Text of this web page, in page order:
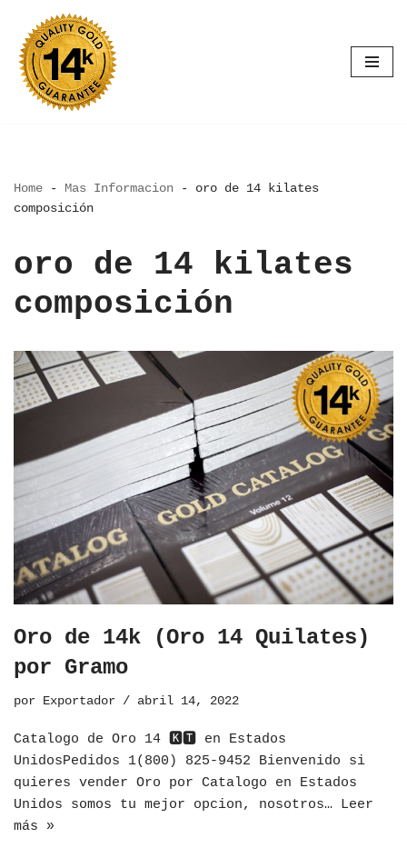
Saltar
al
contenido
Home - Mas Informacion - oro de 14 kilates
composición
oro de 14 kilates
composición
Oro de 14k (Oro 14 Quilates)
por Gramo
por Exportador abril 14, 2022
Catalogo de Oro 14 🅺🆃 en Estados
UnidosPedidos 1(800) 825-9452 Bienvenido si
quieres vender Oro por Catalogo en Estados
Unidos somos tu mejor opcion, nosotros… Leer
más »